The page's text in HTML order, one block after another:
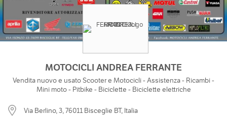
MOTOCICLI ANDREA FERRANTE
Vendita nuovo e usato Scooter e Motocicli - Assistenza - Ricambi -
Mini moto - Pitbike - Biciclette - Biciclette elettriche
Via Berlino, 3, 76011 Bisceglie BT, Italia